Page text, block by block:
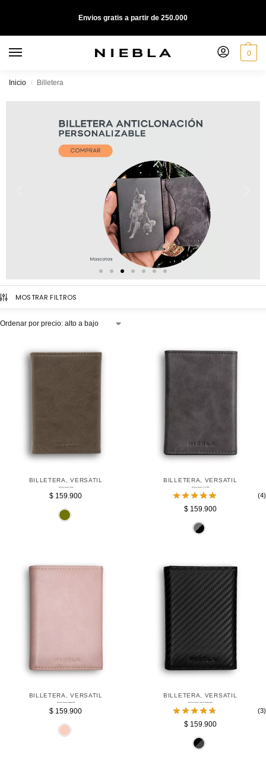
Envios gratis a partir de 250.000
0
Inicio / Billetera
MOSTRAR FILTROS
BILLETERA ,VERSATIL
$ 159.900
BILLETERA VERSATIL
(4)
$159.900
BILLETERA ,VERSATIL
$ 159.900
BILLETERA VERSATIL
(3)
$159.900